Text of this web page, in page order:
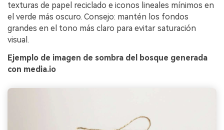
texturas de papel reciclado e iconos lineales mínimos en
el verde más oscuro. Consejo: mantén los fondos
grandes en el tono más claro para evitar saturación
visual.
Ejemplo de imagen de sombra del bosque generada
con media.io